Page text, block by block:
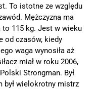
To istotne ze względu
Mężczyzna ma
to 115 kg. Jest w wieku
od czasów, kiedy
waga wynosiła aż
miał w roku 2006,
Strongman. Był
był wielokrotny mistrz